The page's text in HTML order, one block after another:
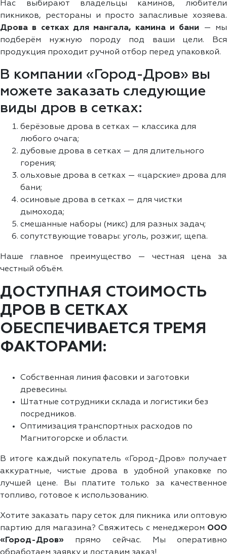
Нас выбирают владельцы каминов, любители
пикников, рестораны и просто запасливые хозяева.
Дрова в сетках для мангала, камина и бани — мы
подберём нужную породу под ваши цели. Вся
продукция проходит ручной отбор перед упаковкой.
В компании «Город-Дров» вы
можете заказать следующие
виды дров в сетках:
берёзовые дрова в сетках — классика для
любого очага;
дубовые дрова в сетках — для длительного
горения;
ольховые дрова в сетках — «царские» дрова для
бани;
осиновые дрова в сетках — для чистки
дымохода;
смешанные наборы (микс) для разных задач;
сопутствующие товары: уголь, розжиг, щепа.
Наше главное преимущество — честная цена за
честный объём.
ДОСТУПНАЯ СТОИМОСТЬ
ДРОВ В СЕТКАХ
ОБЕСПЕЧИВАЕТСЯ ТРЕМЯ
ФАКТОРАМИ:
Собственная линия фасовки и заготовки
древесины.
Штатные сотрудники склада и логистики без
посредников.
Оптимизация транспортных расходов по
Магнитогорске и области.
В итоге каждый покупатель «Город-Дров» получает
аккуратные, чистые дрова в удобной упаковке по
лучшей цене. Вы платите только за качественное
топливо, готовое к использованию.
Хотите заказать пару сеток для пикника или оптовую
партию для магазина? Свяжитесь с менеджером ООО
«Город-Дров» прямо сейчас. Мы оперативно
обработаем заявку и доставим заказ!